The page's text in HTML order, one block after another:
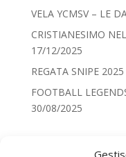
VELA YCMSV – LE
CRISTIANESIMO
17/12/2025
REGATA SNIPE 2025
FOOTBALL
30/08/2025